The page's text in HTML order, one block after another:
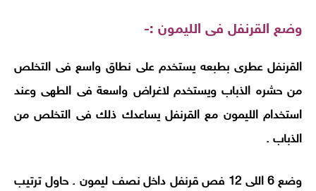
وضع القرنفل فى الليمون :-
القرنفل عطرى بطبعه يستخدم على نطاق واسع فى التخلص
من حشره الذباب ويستخدم لاغراض واسعة فى الطهى وعند
استخدام الليمون مع القرنفل يساعدك ذلك فى التخلص من
الذباب .
وضع 6 اللى 12 فص قرنفل داخل نصف ليمون . حاول ترتيب